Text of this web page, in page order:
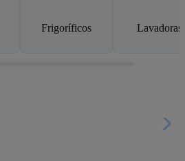
Frigoríficos Lavadoras